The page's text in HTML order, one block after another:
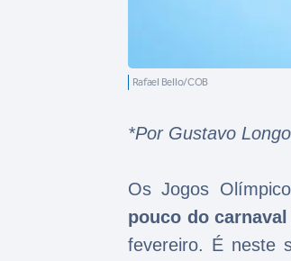
Rafael Bello/COB
*Por Gustavo
Os Jogos
pouco do
fevereiro. É neste